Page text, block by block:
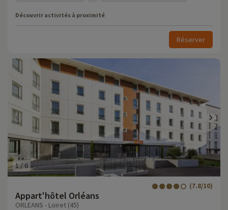
Découvrir activités à proximité
Réserver
1/6
Appart'hôtel Orléans
(7.8/10)
ORLEANS - Loiret (45)